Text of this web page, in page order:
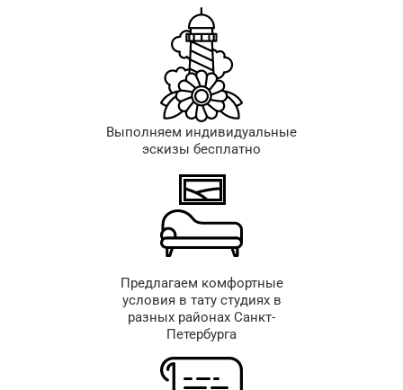
Выполняем индивидуальные
эскизы бесплатно
Предлагаем комфортные
условия в тату студиях в
разных районах Санкт-
Петербурга